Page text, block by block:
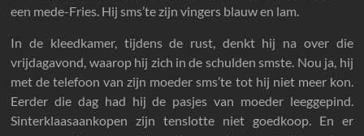
een mede-Fries. Hij sms’te zijn vingers blauw en lam.
In de kleedkamer, tijdens de rust, denkt hij na over die
vrijdagavond, waarop hij zich in de schulden smste. Nou ja, hij
met de telefoon van zijn moeder sms’te tot hij niet meer kon.
Eerder die dag had hij de pasjes van moeder leeggepind.
Sinterklaasaankopen zijn tenslotte niet goedkoop. En er